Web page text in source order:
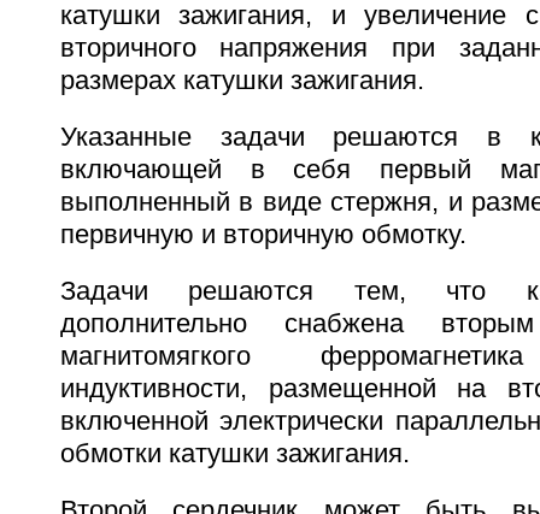
катушки зажигания, и увеличение
вторичного напряжения при
размерах катушки зажигания.
Указанные задачи решаются в
включающей в себя первый
выполненный в виде стержня, и
первичную и вторичную обмотку.
Задачи решаются тем, что
дополнительно снабжена
магнитомягкого
индуктивности, размещенной на
включенной электрически
обмотки катушки зажигания.